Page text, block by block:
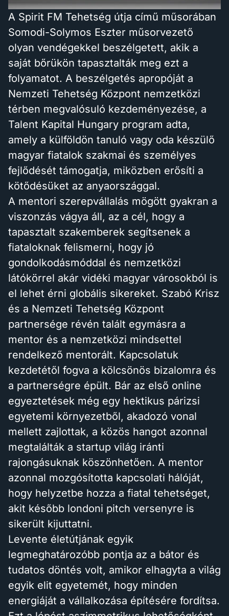
A Spirit FM Tehetség útja című műsorában
Somodi-Solymos Eszter műsorvezető
olyan vendégekkel beszélgetett, akik a
saját bőrükön tapasztalták meg ezt a
folyamatot. A beszélgetés apropóját a
Nemzeti Tehetség Központ nemzetközi
térben megvalósuló kezdeményezése, a
Talent Kapital Hungary program adta,
amely a külföldön tanuló vagy oda készülő
magyar fiatalok szakmai és személyes
fejlődését támogatja, miközben erősíti a
kötődésüket az anyaországgal.
A mentori szerepvállalás mögött gyakran a
viszonzás vágya áll, az a cél, hogy a
tapasztalt szakemberek segítsenek a
fiataloknak felismerni, hogy jó
gondolkodásmóddal és nemzetközi
látókörrel akár vidéki magyar városokból is
el lehet érni globális sikereket. Szabó Krisz
és a Nemzeti Tehetség Központ
partnersége révén talált egymásra a
mentor és a nemzetközi mindsettel
rendelkező mentorált. Kapcsolatuk
kezdetétől fogva a kölcsönös bizalomra és
a partnerségre épült. Bár az első online
egyeztetések még egy hektikus párizsi
egyetemi környezetből, akadozó vonal
mellett zajlottak, a közös hangot azonnal
megtalálták a startup világ iránti
rajongásuknak köszönhetően. A mentor
azonnal mozgósította kapcsolati hálóját,
hogy helyzetbe hozza a fiatal tehetséget,
akit később londoni pitch versenyre is
sikerült kijuttatni.
Levente életútjának egyik
legmeghatározóbb pontja az a bátor és
tudatos döntés volt, amikor elhagyta a világ
egyik elit egyetemét, hogy minden
energiáját a vállalkozása építésére fordítsa.